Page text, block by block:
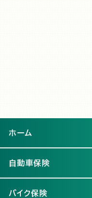
ホーム
自動車保険
バイク保険